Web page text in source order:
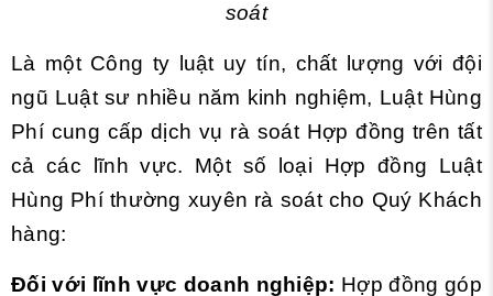
soát
Là một Công ty luật uy tín, chất lượng với đội
ngũ Luật sư nhiều năm kinh nghiệm, Luật Hùng
Phí cung cấp dịch vụ rà soát Hợp đồng trên tất
cả các lĩnh vực. Một số loại Hợp đồng Luật
Hùng Phí thường xuyên rà soát cho Quý Khách
hàng:
Đối với lĩnh vực doanh nghiệp: Hợp đồng góp